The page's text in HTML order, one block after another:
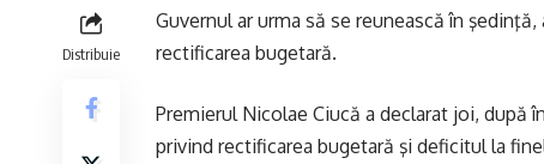
Distribuie
Guvernul ar urma să se reunească în
rectificarea bugetară.
Premierul Nicolae Ciucă a declarat joi, după
privind rectificarea bugetară şi deficitul la